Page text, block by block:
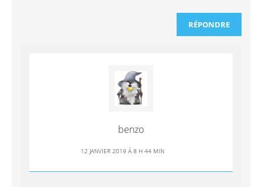
RÉPONDRE
benzo
12 JANVIER 2019 Á 8 H 44 MIN